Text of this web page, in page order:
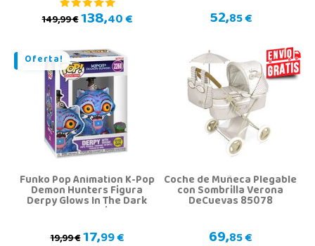
149,99 €138,40 € 52,85 €
Oferta!
Funko Pop Animation K-Pop
Demon Hunters Figura
Derpy Glows In The Dark
con Sussie
19,99 €17,99 €
Coche de Muñeca Plegable
con Sombrilla Verona
DeCuevas 85078
69,85 €